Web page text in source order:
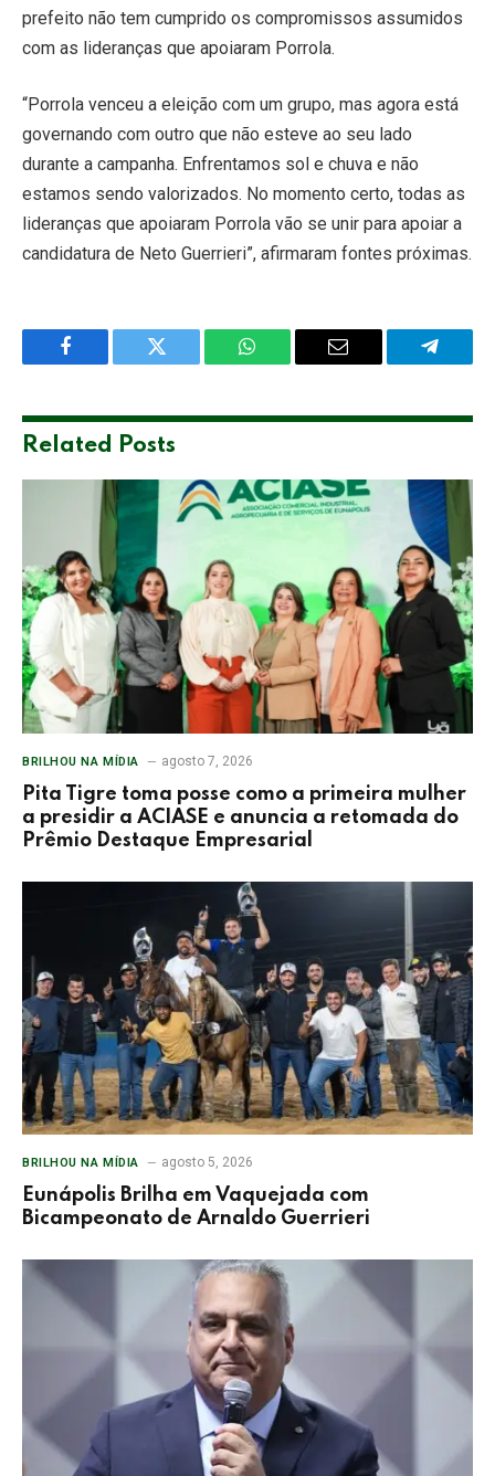
prefeito não tem cumprido os compromissos assumidos
com as lideranças que apoiaram Porrola.
“Porrola venceu a eleição com um grupo, mas agora está
governando com outro que não esteve ao seu lado
durante a campanha. Enfrentamos sol e chuva e não
estamos sendo valorizados. No momento certo, todas as
lideranças que apoiaram Porrola vão se unir para apoiar a
candidatura de Neto Guerrieri”, afirmaram fontes próximas.
Facebook Twitter WhatsApp Email
Related Posts
BRILHOU NA MÍDIA agosto 7, 2026
Pita Tigre toma posse como a primeira mulher
a presidir a ACIASE e anuncia a retomada do
Prêmio Destaque Empresarial
BRILHOU NA MÍDIA agosto 5, 2026
Eunápolis Brilha em Vaquejada com
Bicampeonato de Arnaldo Guerrieri